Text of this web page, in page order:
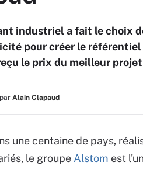
industriel a fait le choix
pour créer le référentiel
le prix du meilleur
par Alain Clapaud
une centaine de pays,
le groupe Alstom est